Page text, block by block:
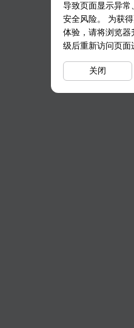
导致页面显示异常
安全风险。 为获
体验，请将浏览器
级后重新访问页面
关闭